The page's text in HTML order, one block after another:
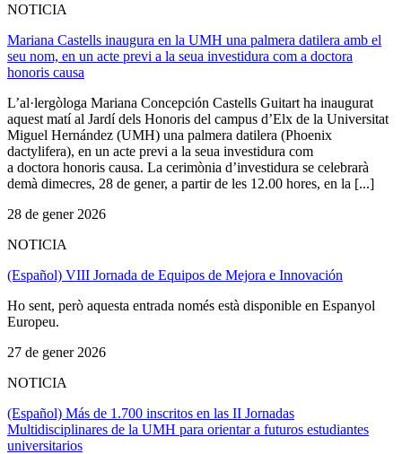
NOTICIA
Mariana Castells inaugura en la UMH una palmera datilera amb el
seu nom, en un acte previ a la seua investidura com a doctora
honoris causa
L’al·lergòloga Mariana Concepción Castells Guitart ha inaugurat
aquest matí al Jardí dels Honoris del campus d’Elx de la Universitat
Miguel Hernández (UMH) una palmera datilera (Phoenix
dactylifera), en un acte previ a la seua investidura com
a doctora honoris causa. La cerimònia d’investidura se celebrarà
demà dimecres, 28 de gener, a partir de les 12.00 hores, en la [...]
28 de gener 2026
NOTICIA
(Español) VIII Jornada de Equipos de Mejora e Innovación
Ho sent, però aquesta entrada només està disponible en Espanyol
Europeu.
27 de gener 2026
NOTICIA
(Español) Más de 1.700 inscritos en las II Jornadas
Multidisciplinares de la UMH para orientar a futuros estudiantes
universitarios